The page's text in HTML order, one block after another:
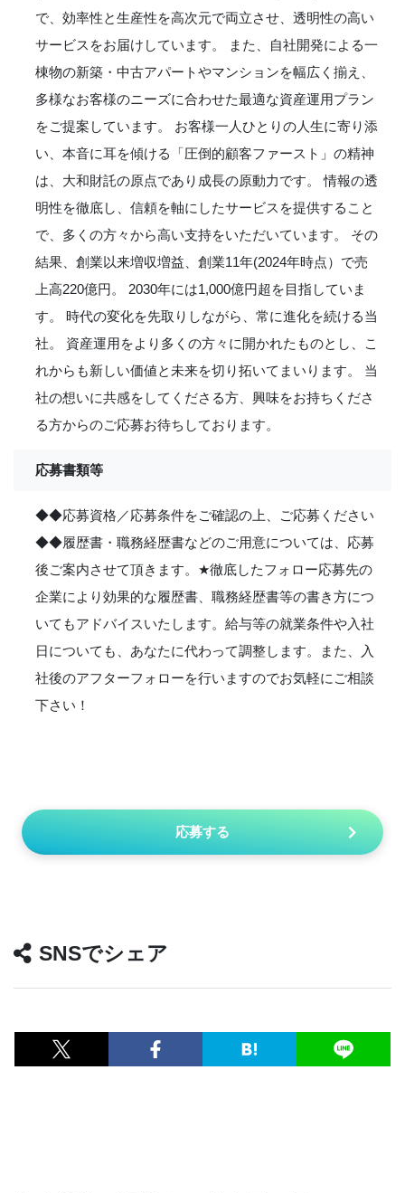
で、効率性と生産性を高次元で両立させ、透明性の高い
サービスをお届けしています。 また、自社開発による一
棟物の新築・中古アパートやマンションを幅広く揃え、
多様なお客様のニーズに合わせた最適な資産運用プラン
をご提案しています。 お客様一人ひとりの人生に寄り添
い、本音に耳を傾ける「圧倒的顧客ファースト」の精神
は、大和財託の原点であり成長の原動力です。 情報の透
明性を徹底し、信頼を軸にしたサービスを提供すること
で、多くの方々から高い支持をいただいています。 その
結果、創業以来増収増益、創業11年(2024年時点）で売
上高220億円。 2030年には1,000億円超を目指していま
す。 時代の変化を先取りしながら、常に進化を続ける当
社。 資産運用をより多くの方々に開かれたものとし、こ
れからも新しい価値と未来を切り拓いてまいります。 当
社の想いに共感をしてくださる方、興味をお持ちくださ
る方からのご応募お待ちしております。
応募書類等
◆◆応募資格／応募条件をご確認の上、ご応募ください
◆◆履歴書・職務経歴書などのご用意については、応募
後ご案内させて頂きます。 ★徹底したフォロー応募先の
企業により効果的な履歴書、職務経歴書等の書き方につ
いてもアドバイスいたします。給与等の就業条件や入社
日についても、あなたに代わって調整します。また、入
社後のアフターフォローを行いますのでお気軽にご相談
下さい！
応募する
SNSでシェア